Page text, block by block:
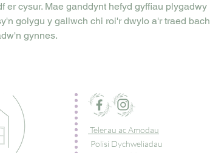
er cysur. Mae ganddynt hefyd gyffiau plygadwy
golygu y gallwch chi roi'r dwylo a'r traed bach
gynnes.
Telerau ac Amodau
Polisi Dychweliadau